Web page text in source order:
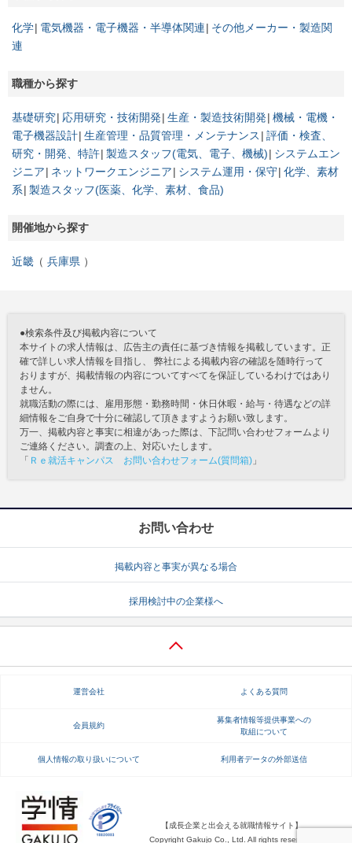
化学 電気機器・電子機器・半導体関連
その他メーカー・製造関
連
職種から探す
基礎研究 応用研究・技術開発 生産・製造技術開発 機械・電機・
電子機器設計 生産管理・品質管理・メンテナンス
評価・検査、
研究・開発、特許 製造スタッフ(電気、電子、機械)
システムエン
ジニア
ネットワークエンジニア システム運用・保守 化学、素材
系 製造スタッフ(医薬、化学、素材、食品)
開催地から探す
近畿 兵庫県
●検索条件及び掲載内容について
本サイトの求人情報は、広告主の責任に基づき情報を掲載しています。正
確で詳しい求人情報を目指し、 弊社による掲載内容の確認を随時行って
おりますが、掲載情報の内容についてすべてを保証しているわけではあり
ません。
就職活動の際には、雇用形態・勤務時間・休日休暇・給与・待遇などの詳
細情報をご自身で十分に確認して頂きますようお願い致します。
万一、掲載内容と事実に相違があった際は、下記問い合わせフォームより
ご連絡ください。調査の上、対応いたします。
「 Ｒｅ就活キャンパス お問い合わせフォーム(質問箱) 」
お問い合わせ
掲載内容と事実が異なる場合
採用検討中の企業様へ
運営会社 よくある質問
会員規約
募集者情報等提供事業への
取組について
個人情報の取り扱いについて 利用者データの外部送信
【成長企業と出会える就職情報サイト】
Copyright Gakujo Co., Ltd. All rights reserved.